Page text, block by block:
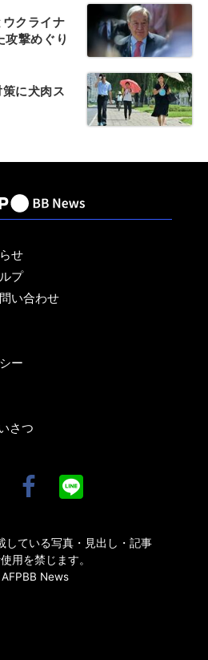
クライナ
攻撃めぐり
に犬肉ス
せ
プ
い合わせ
ー
さつ
している写真・見出し・記事
用を禁じます。
News